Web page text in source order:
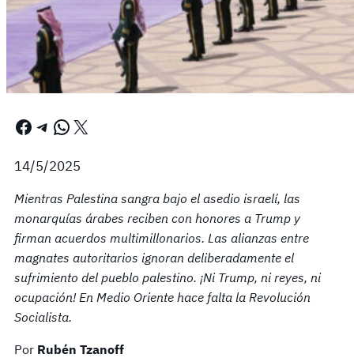
Facebook Telegram WhatsApp X
14/5/2025
Mientras Palestina sangra bajo el asedio israelí, las
monarquías árabes reciben con honores a Trump y
firman acuerdos multimillonarios. Las alianzas entre
magnates autoritarios ignoran deliberadamente el
sufrimiento del pueblo palestino. ¡Ni Trump, ni reyes, ni
ocupación! En Medio Oriente hace falta la Revolución
Socialista.
Por Rubén Tzanoff